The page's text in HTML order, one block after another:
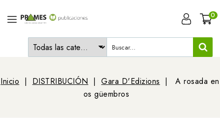
0
Inicio DISTRIBUCIÓN Gara D'Edizions
A rosada en
os güembros